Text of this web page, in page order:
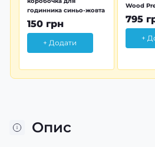
годинника синьо-жовта
150 грн
+ Додати
Wood
795
+
Опис